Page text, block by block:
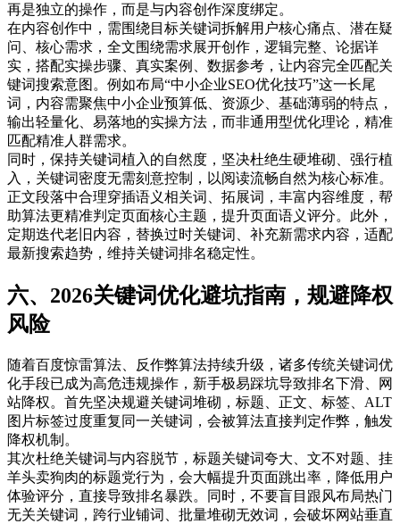
再是独立的操作，而是与内容创作深度绑定。
在内容创作中，需围绕目标关键词拆解用户核心痛点、潜在疑
问、核心需求，全文围绕需求展开创作，逻辑完整、论据详
实，搭配实操步骤、真实案例、数据参考，让内容完全匹配关
键词搜索意图。例如布局“中小企业SEO优化技巧”这一长尾
词，内容需聚焦中小企业预算低、资源少、基础薄弱的特点，
输出轻量化、易落地的实操方法，而非通用型优化理论，精准
匹配精准人群需求。
同时，保持关键词植入的自然度，坚决杜绝生硬堆砌、强行植
入，关键词密度无需刻意控制，以阅读流畅自然为核心标准。
正文段落中合理穿插语义相关词、拓展词，丰富内容维度，帮
助算法更精准判定页面核心主题，提升页面语义评分。此外，
定期迭代老旧内容，替换过时关键词、补充新需求内容，适配
最新搜索趋势，维持关键词排名稳定性。
六、2026关键词优化避坑指南，规避降权
风险
随着百度惊雷算法、反作弊算法持续升级，诸多传统关键词优
化手段已成为高危违规操作，新手极易踩坑导致排名下滑、网
站降权。首先坚决规避关键词堆砌，标题、正文、标签、ALT
图片标签过度重复同一关键词，会被算法直接判定作弊，触发
降权机制。
其次杜绝关键词与内容脱节，标题关键词夸大、文不对题、挂
羊头卖狗肉的标题党行为，会大幅提升页面跳出率，降低用户
体验评分，直接导致排名暴跌。同时，不要盲目跟风布局热门
无关关键词，跨行业铺词、批量堆砌无效词，会破坏网站垂直